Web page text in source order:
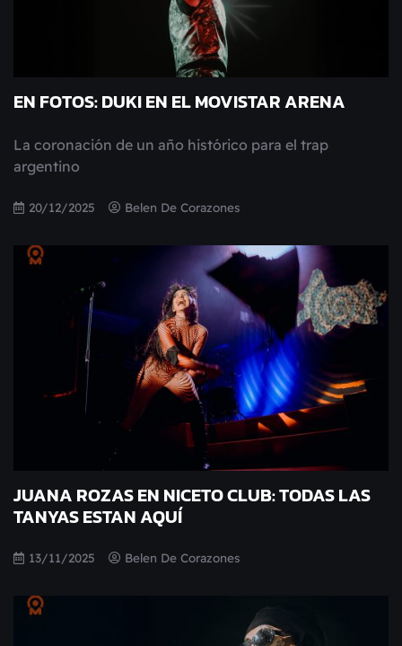
EN FOTOS: DUKI EN EL MOVISTAR ARENA
La coronación de un año histórico para el trap
argentino
20/12/2025 Belen De Corazones
JUANA ROZAS EN NICETO CLUB: TODAS LAS
TANYAS ESTAN AQUÍ
13/11/2025 Belen De Corazones